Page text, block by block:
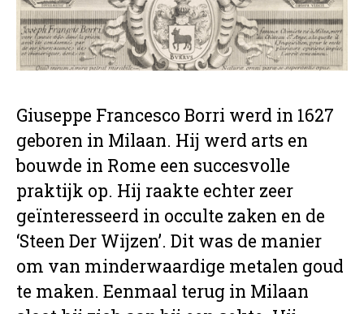
Giuseppe Francesco Borri werd in 1627
geboren in Milaan. Hij werd arts en
bouwde in Rome een succesvolle
praktijk op. Hij raakte echter zeer
geïnteresseerd in occulte zaken en de
‘Steen Der Wijzen’. Dit was de manier
om van minderwaardige metalen goud
te maken. Eenmaal terug in Milaan